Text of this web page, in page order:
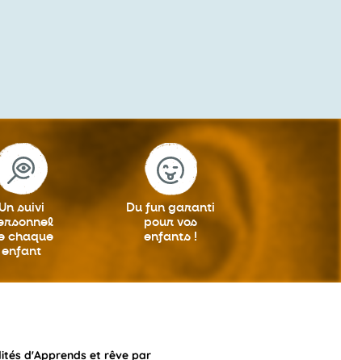
Un suivi
chaque
enfant
Du fun garanti
pour vos
enfants !
d'Apprends et rêve par